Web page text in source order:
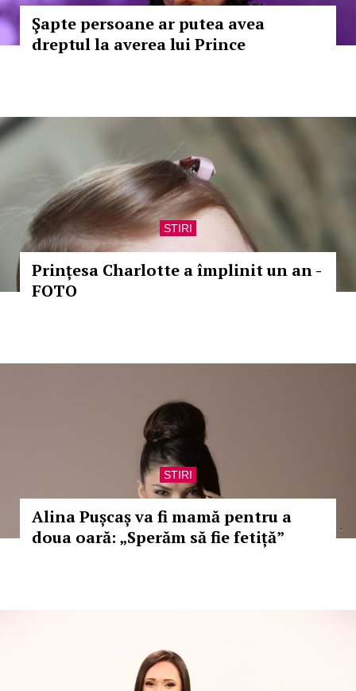
Şapte persoane ar putea avea
dreptul la averea lui Prince
STIRI
Prințesa Charlotte a împlinit un an -
FOTO
STIRI
Alina Pușcaș va fi mamă pentru a
doua oară: „Sperăm să fie fetiță”